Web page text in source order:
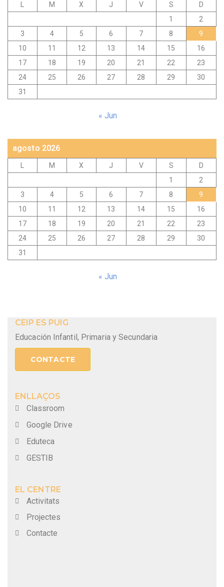
M X J V S
D
1
2
3
4 5 6 7 8
9
10
11 12 13 14 15
16
17
18 19 20 21 22
23
24
25 26 27 28 29
30
31
« Jun
agosto 2026
M X J V S
D
1
2
3
4 5 6 7 8
9
10
11 12 13 14 15
16
17
18 19 20 21 22
23
24
25 26 27 28 29
30
31
« Jun
CEIP ES PUIG
Educación Infantil, Primaria y Secundaria
CONTACTE
ENLLAÇOS
Classroom
Google Drive
Eduteca
GESTIB
EL CENTRE
Activitats
Projectes
Contacte